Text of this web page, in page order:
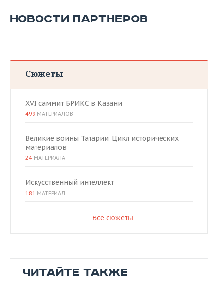
НОВОСТИ ПАРТНЕРОВ
Сюжеты
XVI саммит БРИКС в Казани
499 МАТЕРИАЛОВ
Великие воины Татарии. Цикл исторических
материалов
24 МАТЕРИАЛА
Искусственный интеллект
181 МАТЕРИАЛ
Все сюжеты
ЧИТАЙТЕ ТАКЖЕ